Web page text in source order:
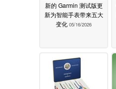
新的 Garmin 测试版更
新为智能手表带来五大
变化 05/16/2026